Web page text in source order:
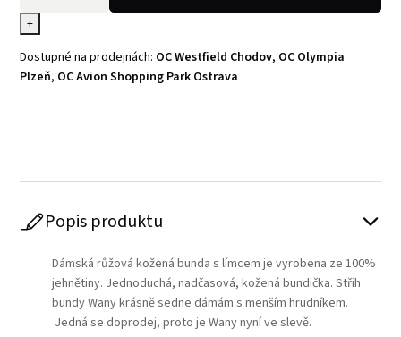
+
Dostupné na prodejnách: OC Westfield Chodov, OC Olympia
Plzeň, OC Avion Shopping Park Ostrava
Popis produktu
Dámská růžová kožená bunda s límcem je vyrobena ze 100%
jehnětiny. Jednoduchá, nadčasová, kožená bundička. Střih
bundy Wany krásně sedne dámám s menším hrudníkem.
Jedná se doprodej, proto je Wany nyní ve slevě.